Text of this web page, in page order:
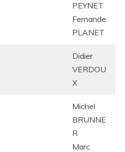
PEYNET
Fernande
PLANET
Didier
VERDOU
X
Michel
BRUNNE
R
Marc